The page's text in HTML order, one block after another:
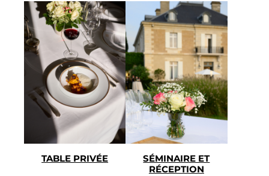
TABLE PRIVÉE
SÉMINAIRE ET
RÉCEPTION